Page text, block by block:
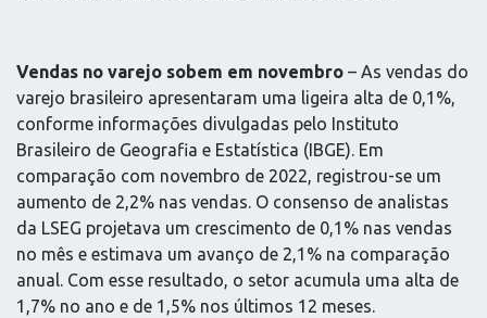
Vendas no varejo sobem em novembro – As vendas do
varejo brasileiro apresentaram uma ligeira alta de 0,1%,
conforme informações divulgadas pelo Instituto
Brasileiro de Geografia e Estatística (IBGE). Em
comparação com novembro de 2022, registrou-se um
aumento de 2,2% nas vendas. O consenso de analistas
da LSEG projetava um crescimento de 0,1% nas vendas
no mês e estimava um avanço de 2,1% na comparação
anual. Com esse resultado, o setor acumula uma alta de
1,7% no ano e de 1,5% nos últimos 12 meses.